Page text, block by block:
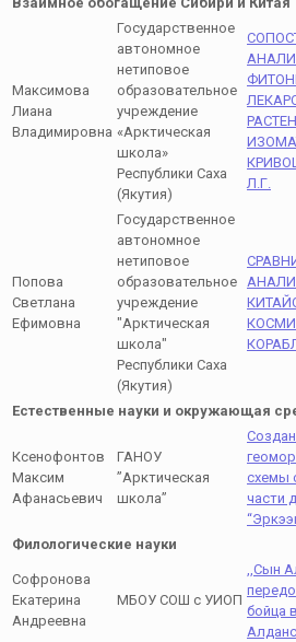
Максимова
Лиана
Владимировна
Государственное
автономное
нетиповое
образовательное
учреждение
«Арктическая
школа»
Республики Саха
(Якутия)
Л.Г.
Попова
Светлана
Ефимовна
Государственное
автономное
нетиповое
образовательное
учреждение
"Арктическая
школа"
Республики Саха
(Якутия)
Естественные науки и окружающая
Ксенофонтов
Максим
Афанасьевич
ГАНОУ
”Арктическая
школа”
схемы
части
Филологические науки
Софронова
Екатерина
Андреевна
МБОУ СОШ с УИОП
,,Сын
бойца